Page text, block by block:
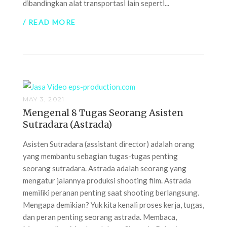
dibandingkan alat transportasi lain seperti...
/ READ MORE
MAY 3, 2021
Mengenal 8 Tugas Seorang Asisten
Sutradara (Astrada)
Asisten Sutradara (assistant director) adalah orang
yang membantu sebagian tugas-tugas penting
seorang sutradara. Astrada adalah seorang yang
mengatur jalannya produksi shooting film. Astrada
memiliki peranan penting saat shooting berlangsung.
Mengapa demikian? Yuk kita kenali proses kerja, tugas,
dan peran penting seorang astrada. Membaca,